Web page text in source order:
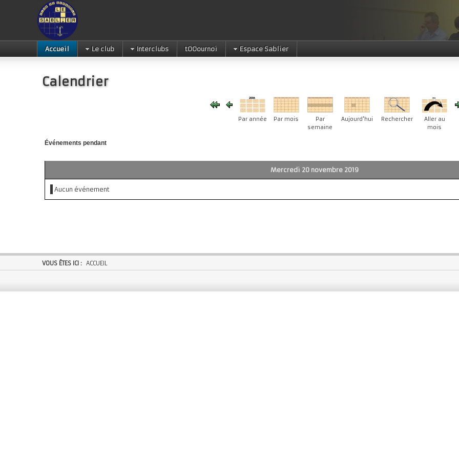
Accueil Le club Interclubs tOOournoi Espace Sablier
Calendrier
Par année Par mois
Par
semaine
Aujourd'hui Rechercher
Aller au
mois
Événements pendant
Mercredi 20 novembre 2019
Aucun événement
VOUS ÊTES ICI : ACCUEIL